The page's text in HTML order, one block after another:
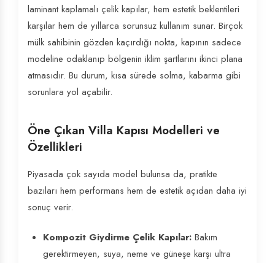
laminant kaplamalı çelik kapılar, hem estetik beklentileri
karşılar hem de yıllarca sorunsuz kullanım sunar. Birçok
mülk sahibinin gözden kaçırdığı nokta, kapının sadece
modeline odaklanıp bölgenin iklim şartlarını ikinci plana
atmasıdır. Bu durum, kısa sürede solma, kabarma gibi
sorunlara yol açabilir.
Öne Çıkan Villa Kapısı Modelleri ve
Özellikleri
Piyasada çok sayıda model bulunsa da, pratikte
bazıları hem performans hem de estetik açıdan daha iyi
sonuç verir.
Kompozit Giydirme Çelik Kapılar: Bakım
gerektirmeyen, suya, neme ve güneşe karşı ultra